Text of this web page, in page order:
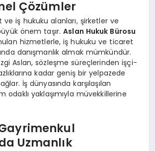
Çözümler
iş hukuku alanları, şirketler ve
önem taşır.Aslan Hukuk Bürosu
hizmetlerle, iş hukuku ve ticaret
danışmanlık almak mümkündür.
Aslan, sözleşme süreçlerinden işçi-
kadar geniş bir yelpazede
İş dünyasında karşılaşılan
odaklı yaklaşımıyla müvekkillerine
Uzmanlık